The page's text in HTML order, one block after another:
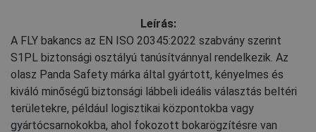
Leírás:
A FLY bakancs az EN ISO 20345:2022 szabvány szerint
S1PL biztonsági osztályú tanúsítvánnyal rendelkezik. Az
olasz Panda Safety márka által gyártott, kényelmes és
kiváló minőségű biztonsági lábbeli ideális választás beltéri
területekre, például logisztikai központokba vagy
gyártócsarnokokba, ahol fokozott bokarögzítésre van